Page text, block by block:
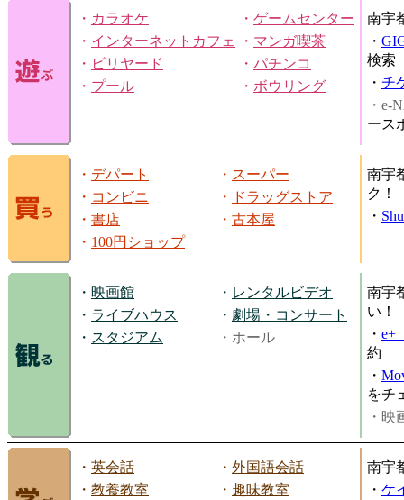
・ カラオケ ・ ゲームセンター
・ インターネットカフェ ・ マンガ喫茶
・ ビリヤード ・ パチンコ
・ プール ・ ボウリング
南宇
・
検索
・ チ
・e-
ース
・ デパート ・ スーパー
・ コンビニ ・
ドラッグストア
・ 書店 ・ 古本屋
・ 100円ショップ
南宇
ク！
・
・ 映画館 ・ レンタルビデオ
・ ライブハウス ・ 劇場・コンサート
・ スタジアム ・ホール
南宇
い！
・ e+
約
・
をチ
・映
・ 英会話 ・ 外国語会話
・ 教養教室 ・ 趣味教室
南宇
・ ケ